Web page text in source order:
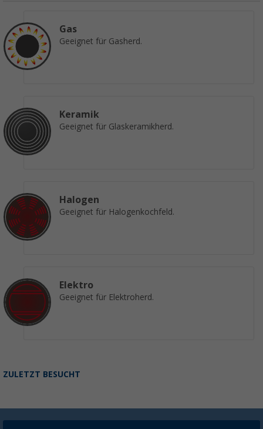
Gas
Geeignet für Gasherd.
Keramik
Geeignet für Glaskeramikherd.
Halogen
Geeignet für Halogenkochfeld.
Elektro
Geeignet für Elektroherd.
ZULETZT BESUCHT